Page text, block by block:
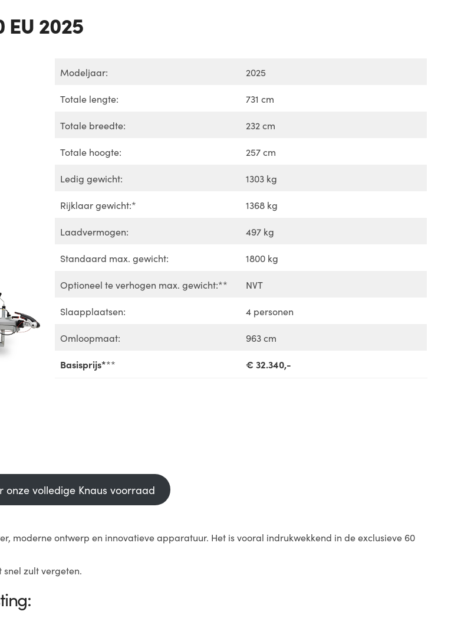
2025
Modeljaar: 2025
Totale lengte: 731 cm
Totale breedte: 232 cm
Totale hoogte: 257 cm
Ledig gewicht: 1303 kg
Rijklaar gewicht:* 1368 kg
Laadvermogen: 497 kg
Standaard max. gewicht: 1800 kg
Optioneel te verhogen max. gewicht:** NVT
Slaapplaatsen: 4 personen
Omloopmaat: 963 cm
Basisprijs*** € 32.340,-
onze volledige Knaus voorraad
moderne ontwerp en innovatieve apparatuur. Het is vooral indrukwekkend in de exclusieve 60
zult vergeten.